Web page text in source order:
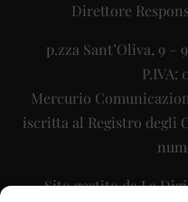
Direttore
p.zza Sant’Oliva, 9 –
P.IVA:
Mercurio
iscritta al Registro degli
Sito gestito daLa